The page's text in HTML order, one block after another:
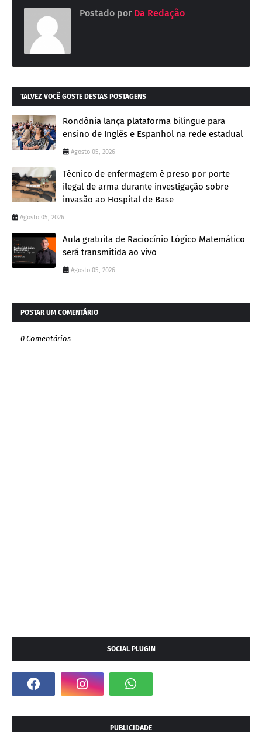
Postado por Da Redação
TALVEZ VOCÊ GOSTE DESTAS POSTAGENS
Rondônia lança plataforma bilíngue para
ensino de Inglês e Espanhol na rede estadual
Agosto 05, 2026
Técnico de enfermagem é preso por porte
ilegal de arma durante investigação sobre
invasão ao Hospital de Base
Agosto 05, 2026
Aula gratuita de Raciocínio Lógico Matemático
será transmitida ao vivo
Agosto 05, 2026
POSTAR UM COMENTÁRIO
0 Comentários
SOCIAL PLUGIN
PUBLICIDADE